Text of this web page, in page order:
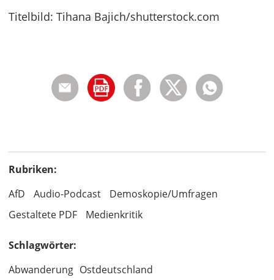
Titelbild: Tihana Bajich/shutterstock.com
Rubriken:
AfD
Audio-Podcast
Demoskopie/Umfragen
Gestaltete PDF
Medienkritik
Schlagwörter:
Abwanderung Ostdeutschland